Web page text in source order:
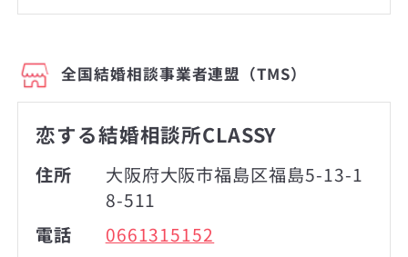
全国結婚相談事業者連盟（TMS）
恋する結婚相談所CLASSY
住所
大阪府大阪市福島区福島5-13-1
8-511
電話
0661315152